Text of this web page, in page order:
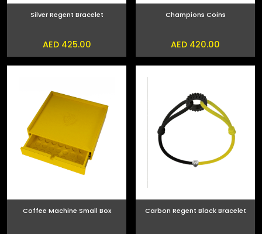
Champions Coins
AED 420.00
Silver Regent Bracelet
AED 425.00
Carbon Regent Black Bracelet
Coffee Machine Small Box